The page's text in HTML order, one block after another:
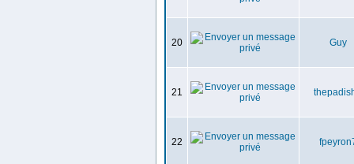
20 Guy
21
22